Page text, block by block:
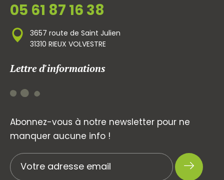
05 61 87 16 38
3657 route de Saint Julien
31310 RIEUX VOLVESTRE
Lettre d'informations
Abonnez-vous à notre newsletter pour ne
manquer aucune info !